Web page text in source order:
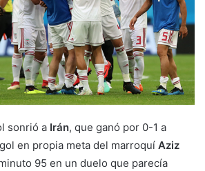
sonrió a Irán, que ganó por 0-1 a
en propia meta del marroquí Aziz
95 en un duelo que parecía